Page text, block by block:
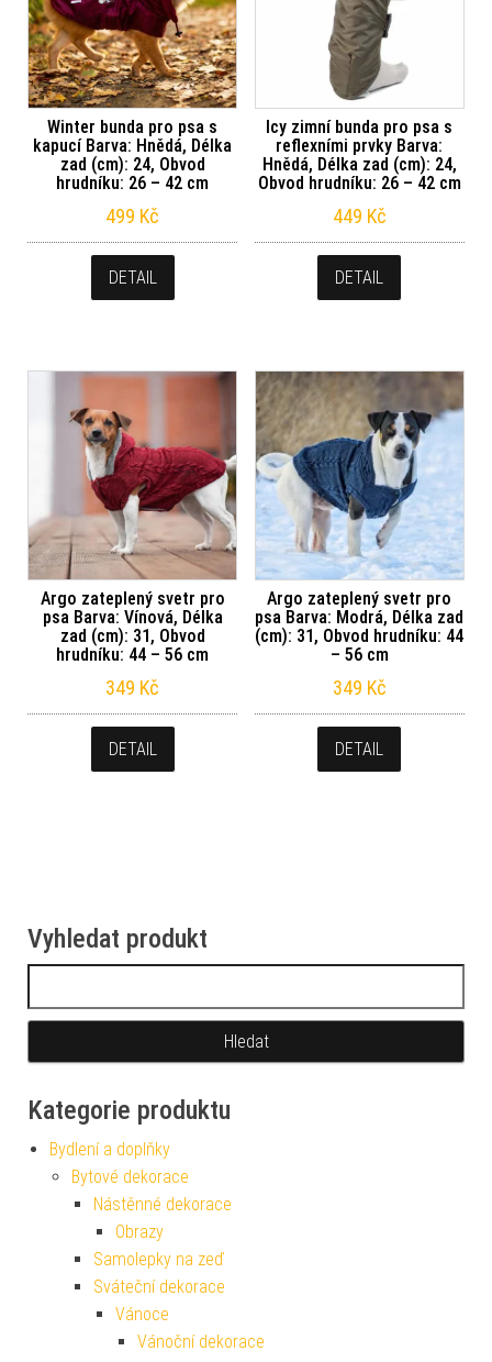
Winter bunda pro psa s
kapucí Barva: Hnědá, Délka
zad (cm): 24, Obvod
hrudníku: 26 – 42 cm
499 Kč
DETAIL
Icy zimní bunda pro psa s
reflexními prvky Barva:
Hnědá, Délka zad (cm): 24,
Obvod hrudníku: 26 – 42 cm
449 Kč
DETAIL
Argo zateplený svetr pro
psa Barva: Vínová, Délka
zad (cm): 31, Obvod
hrudníku: 44 – 56 cm
349 Kč
DETAIL
Argo zateplený svetr pro
psa Barva: Modrá, Délka zad
(cm): 31, Obvod hrudníku: 44
– 56 cm
349 Kč
DETAIL
Vyhledat produkt
Kategorie produktu
Bydlení a doplňky
Bytové dekorace
Nástěnné dekorace
Obrazy
Samolepky na zeď
Sváteční dekorace
Vánoce
Vánoční dekorace